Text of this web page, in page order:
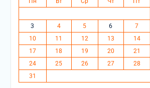
3
4 5 6 7
10
11 12 13 14
17
18 19 20 21
24
25 26 27 28
31